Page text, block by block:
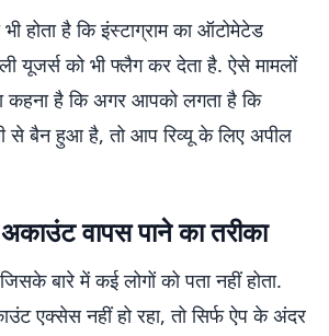
होता है कि इंस्टाग्राम का ऑटोमेटेड
यूजर्स को भी फ्लैग कर देता है. ऐसे मामलों
कहना है कि अगर आपको लगता है कि
बैन हुआ है, तो आप रिव्यू के लिए अपील
वापस पाने का तरीका
बारे में कई लोगों को पता नहीं होता.
एक्सेस नहीं हो रहा, तो सिर्फ ऐप के अंदर